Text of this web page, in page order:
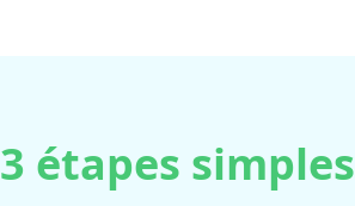
3 étapes simples